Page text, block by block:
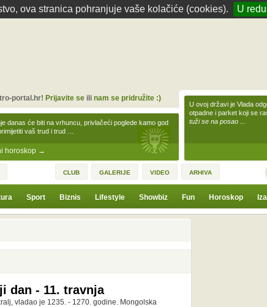
ova stranica pohranjuje vaše kolačiće (cookies). U redu
horoskop →
danas će biti na vrhuncu, privlačeći poglede kamo god
vaš trud i trud …
portal.hr! Prijavite seili nam se pridružite :)
U ovoj državi je Vlada
otpadne i parket koji se
tuži se na posao ...
CLUB GALERIJE VIDEO ARHIVA
Sport Biznis Lifestyle Showbiz Fun Horoskop
dan - 11. travnja
vladao je 1235. - 1270. godine. Mongolska